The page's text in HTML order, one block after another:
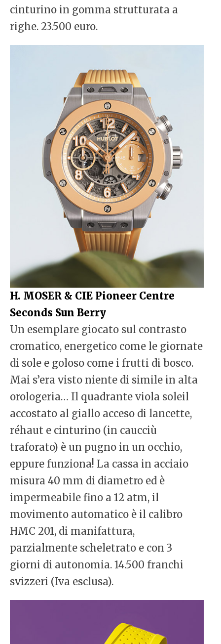
cinturino in gomma strutturata a
righe. 23.500 euro.
H. MOSER & CIE Pioneer Centre
Seconds Sun Berry
Un esemplare giocato sul contrasto
cromatico, energetico come le giornate
di sole e goloso come i frutti di bosco.
Mai s’era visto niente di simile in alta
orologeria… Il quadrante viola soleil
accostato al giallo acceso di lancette,
réhaut e cinturino (in caucciù
traforato) è un pugno in un occhio,
eppure funziona! La cassa in acciaio
misura 40 mm di diametro ed è
impermeabile fino a 12 atm, il
movimento automatico è il calibro
HMC 201, di manifattura,
parzialmente scheletrato e con 3
giorni di autonomia. 14.500 franchi
svizzeri (Iva esclusa).